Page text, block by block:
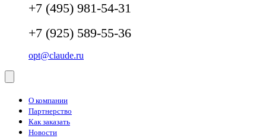
+7 (495) 981-54-31
+7 (925) 589-55-36
opt@claude.ru
О компании
Партнерство
Как заказать
Новости